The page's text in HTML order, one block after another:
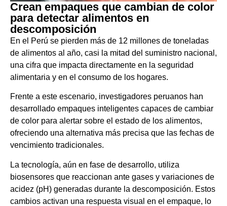
Crean empaques que cambian de color
para detectar alimentos en
descomposición
En el Perú se pierden más de 12 millones de toneladas
de alimentos al año, casi la mitad del suministro nacional,
una cifra que impacta directamente en la seguridad
alimentaria y en el consumo de los hogares.
Frente a este escenario, investigadores peruanos han
desarrollado empaques inteligentes capaces de cambiar
de color para alertar sobre el estado de los alimentos,
ofreciendo una alternativa más precisa que las fechas de
vencimiento tradicionales.
La tecnología, aún en fase de desarrollo, utiliza
biosensores que reaccionan ante gases y variaciones de
acidez (pH) generadas durante la descomposición. Estos
cambios activan una respuesta visual en el empaque, lo